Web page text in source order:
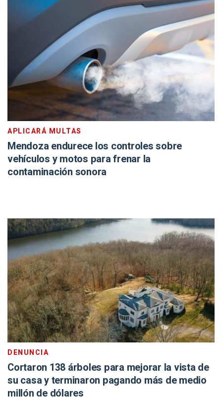
APLICARÁ MULTAS
Mendoza endurece los controles sobre
vehículos y motos para frenar la
contaminación sonora
DENUNCIA
Cortaron 138 árboles para mejorar la vista de
su casa y terminaron pagando más de medio
millón de dólares